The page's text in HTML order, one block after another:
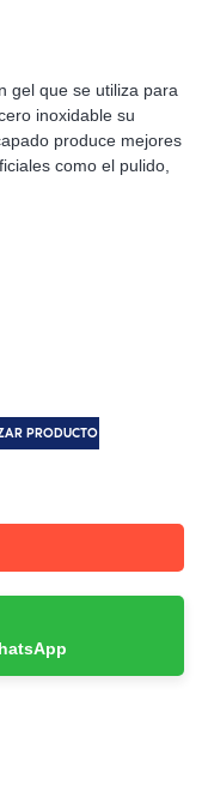
gel que se utiliza para
inoxidable su
produce mejores
como el pulido,
PRODUCTO